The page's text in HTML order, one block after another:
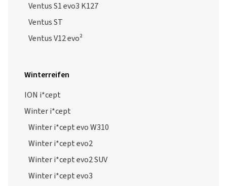
Ventus S1 evo3 K127
Ventus ST
Ventus V12 evo²
Winterreifen
ION i*cept
Winter i*cept
Winter i*cept evo W310
Winter i*cept evo2
Winter i*cept evo2 SUV
Winter i*cept evo3